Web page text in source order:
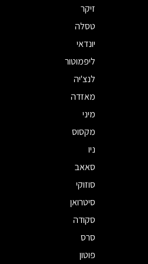
זיקר
טסלה
יונדאי
ליפמוטור
לנצ'יה
מאזדה
מיני
מקסוס
ניו
סאאב
סוזוקי
סיטרואן
סקודה
סרס
פוטון